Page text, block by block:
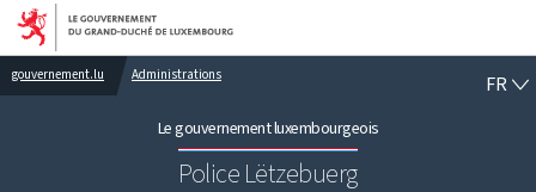
Aller au menu principal
Aller au contenu
gouvernement.lu Administrations
Le gouvernement luxembourgeois
Police Lëtzebuerg
FR